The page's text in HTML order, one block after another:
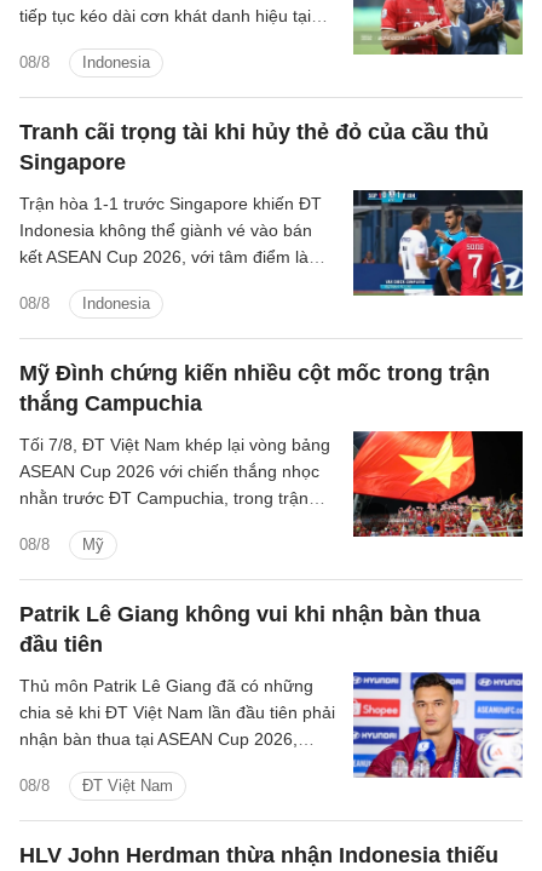
08/8 Indonesia
tiếp tục kéo dài cơn khát danh hiệu tại
kể từ lần đầu tiên giải được tổ chức.
Tranh cãi trọng tài khi hủy thẻ đỏ của cầu thủ
Singapore
08/8 Indonesia
Trận hòa 1-1 trước Singapore khiến ĐT
Indonesia không thể giành vé vào bán
kết ASEAN Cup 2026, với tâm điểm là
Salim.
Mỹ Đình chứng kiến nhiều cột mốc trong trận
thắng Campuchia
08/8 Mỹ
Tối 7/8, ĐT Việt Nam khép lại vòng bảng
ASEAN Cup 2026 với chiến thắng nhọc
nhằn trước ĐT Campuchia, trong trận
Patrik Lê Giang không vui khi nhận bàn thua
đầu tiên
08/8 ĐT Việt Nam
Thủ môn Patrik Lê Giang đã có những
chia sẻ khi ĐT Việt Nam lần đầu tiên phải
nhận bàn thua tại ASEAN Cup 2026,
bóng đá và toàn đội sẽ nhanh chóng
phân tích để cải thiện.
HLV John Herdman thừa nhận Indonesia thiếu